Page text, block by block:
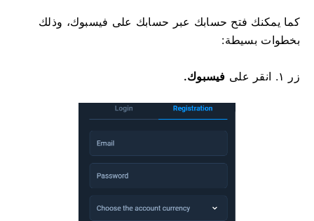
كما يمكنك فتح حسابك عبر حسابك على فيسبوك، وذلك
بخطوات بسيطة:
١. انقر على زر فيسبوك.